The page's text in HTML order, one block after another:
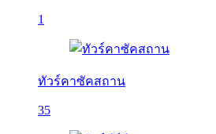
1
ทัวร์คาซัคสถาน
35